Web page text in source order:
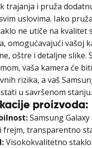
trajanja i pruža
uslovima. Iako
ne utiče na kvalitet
omogućavajući vašoj
oštre i detaljne slike.
vaša kamera će
rizika, a vaš
u savršenom stanju.
proizvoda:
Samsung
frejm, transparentno
Visokokvalitetno staklo